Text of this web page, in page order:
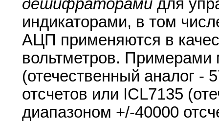
дешифраторами для
индикаторами, в том
АЦП применяются в
вольтметров. Примерами
(отечественный аналог -
отсчетов или ICL7135
диапазоном +/-40000